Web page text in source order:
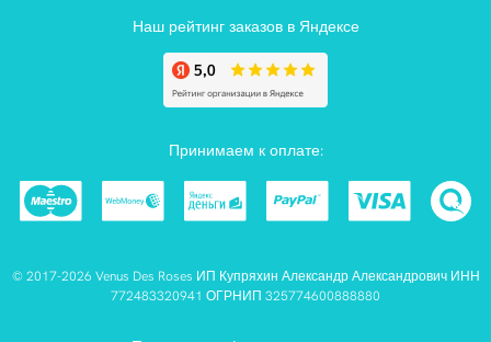
Наш рейтинг заказов в Яндексе
Принимаем к оплате:
© 2017-2026 Venus Des Roses ИП Купряхин Александр Александрович ИНН
772483320941 ОГРНИП 325774600888880